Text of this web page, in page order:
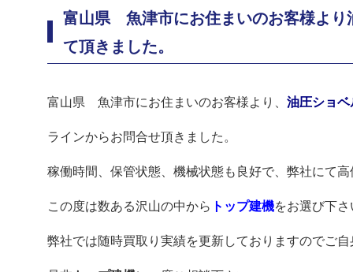
富山県 魚津市にお住まいのお客様より
て頂きました。
富山県 魚津市にお住まいのお客様より、 油圧ショ
ラインからお問合せ頂きました。
稼働時間、保管状態、機械状態も良好で、弊社にて
この度は数ある沢山の中から トップ建機をお選び下
弊社では随時買取り実績を更新しておりますのでご